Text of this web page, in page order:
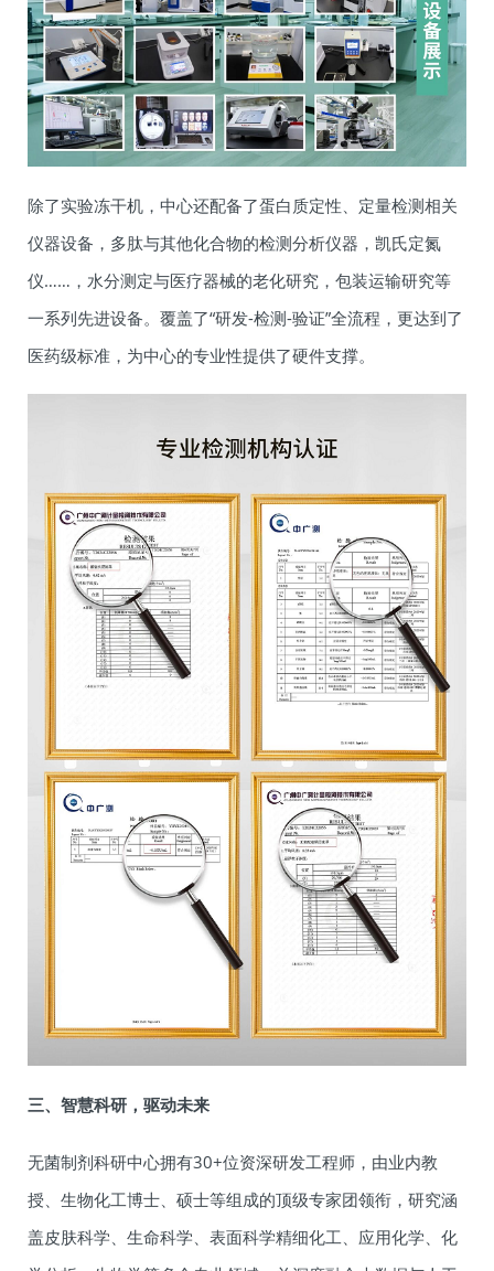
除了实验冻干机，中心还配备了蛋白质定性、定量检测相关
仪器设备，多肽与其他化合物的检测分析仪器，凯氏定氮
仪……，水分测定与医疗器械的老化研究，包装运输研究等
一系列先进设备。覆盖了“研发-检测-验证”全流程，更达到了
医药级标准，为中心的专业性提供了硬件支撑。
三、智慧科研，驱动未来
无菌制剂科研中心拥有30+位资深研发工程师，由业内教
授、生物化工博士、硕士等组成的顶级专家团领衔，研究涵
盖皮肤科学、生命科学、表面科学精细化工、应用化学、化